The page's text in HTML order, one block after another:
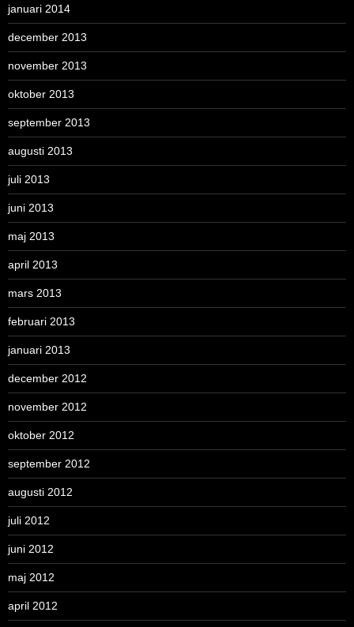
januari 2014
december 2013
november 2013
oktober 2013
september 2013
augusti 2013
juli 2013
juni 2013
maj 2013
april 2013
mars 2013
februari 2013
januari 2013
december 2012
november 2012
oktober 2012
september 2012
augusti 2012
juli 2012
juni 2012
maj 2012
april 2012